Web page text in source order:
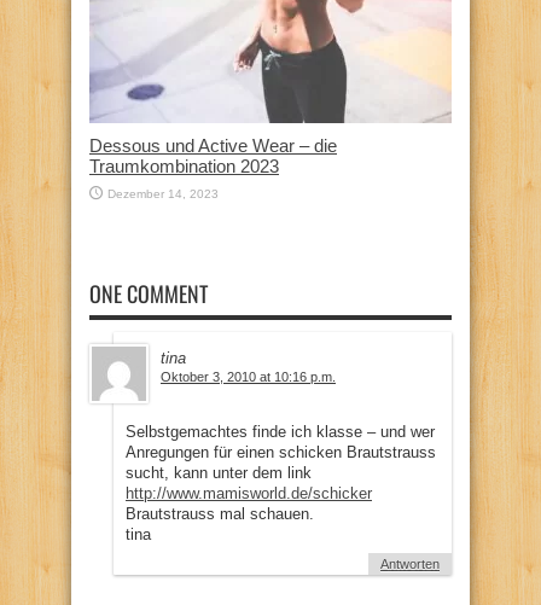
Dessous und Active Wear – die
Traumkombination 2023
Dezember 14, 2023
ONE COMMENT
tina
Oktober 3, 2010 at 10:16 p.m.
Selbstgemachtes finde ich klasse – und wer
Anregungen für einen schicken Brautstrauss
sucht, kann unter dem link
http://www.mamisworld.de/schicker
Brautstrauss mal schauen.
tina
Antworten